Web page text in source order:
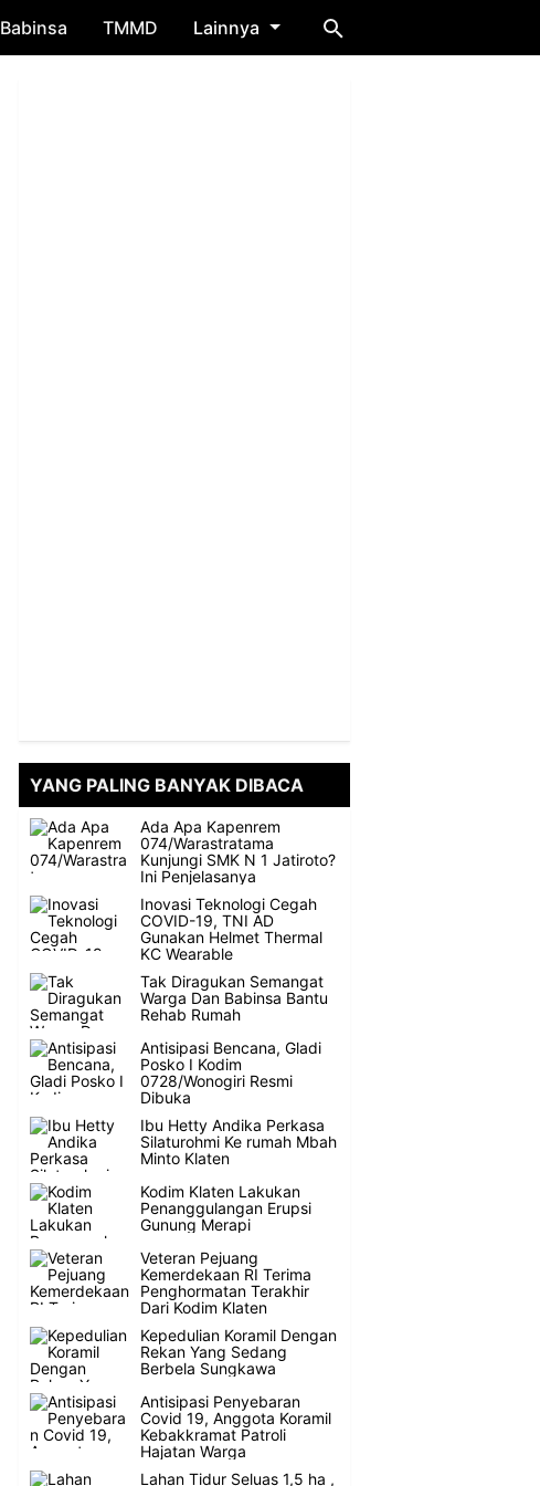
Babinsa TMMD Lainnya
YANG PALING BANYAK DIBACA
Ada Apa Kapenrem
074/Warastratama
Kunjungi SMK N 1 Jatiroto?
Ini Penjelasanya
Inovasi Teknologi Cegah
COVID-19, TNI AD
Gunakan Helmet Thermal
KC Wearable
Tak Diragukan Semangat
Warga Dan Babinsa Bantu
Rehab Rumah
Antisipasi Bencana, Gladi
Posko I Kodim
0728/Wonogiri Resmi
Dibuka
Ibu Hetty Andika Perkasa
Silaturohmi Ke rumah Mbah
Minto Klaten
Kodim Klaten Lakukan
Penanggulangan Erupsi
Gunung Merapi
Veteran Pejuang
Kemerdekaan RI Terima
Penghormatan Terakhir
Dari Kodim Klaten
Kepedulian Koramil Dengan
Rekan Yang Sedang
Berbela Sungkawa
Antisipasi Penyebaran
Covid 19, Anggota Koramil
Kebakkramat Patroli
Hajatan Warga
Lahan Tidur Seluas 1,5 ha ,